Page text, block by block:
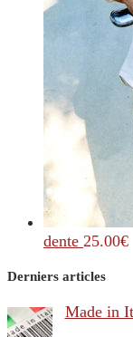
dente 25.00€
Derniers articles
Made in